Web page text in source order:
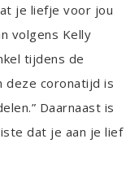
je liefje voor jou
volgens Kelly
tijdens de
deze coronatijd is
Daarnaast is
dat je aan je lief